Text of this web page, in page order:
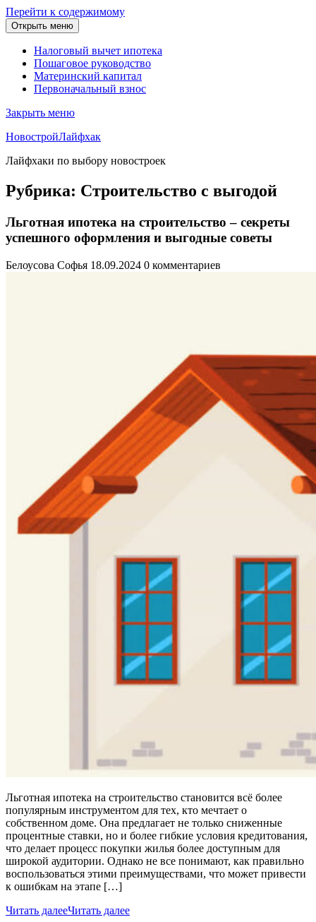
Перейти к содержимому
Открыть меню
Налоговый вычет ипотека
Пошаговое руководство
Материнский капитал
Первоначальный взнос
Закрыть меню
НовостройЛайфхак
Лайфхаки по выбору новостроек
Рубрика: Строительство с выгодой
Льготная ипотека на строительство – секреты
успешного оформления и выгодные советы
Белоусова Софья 18.09.2024 0 комментариев
Льготная ипотека на строительство становится всё более
популярным инструментом для тех, кто мечтает о
собственном доме. Она предлагает не только сниженные
процентные ставки, но и более гибкие условия кредитования,
что делает процесс покупки жилья более доступным для
широкой аудитории. Однако не все понимают, как правильно
воспользоваться этими преимуществами, что может привести
к ошибкам на этапе […]
Читать далееЧитать далее